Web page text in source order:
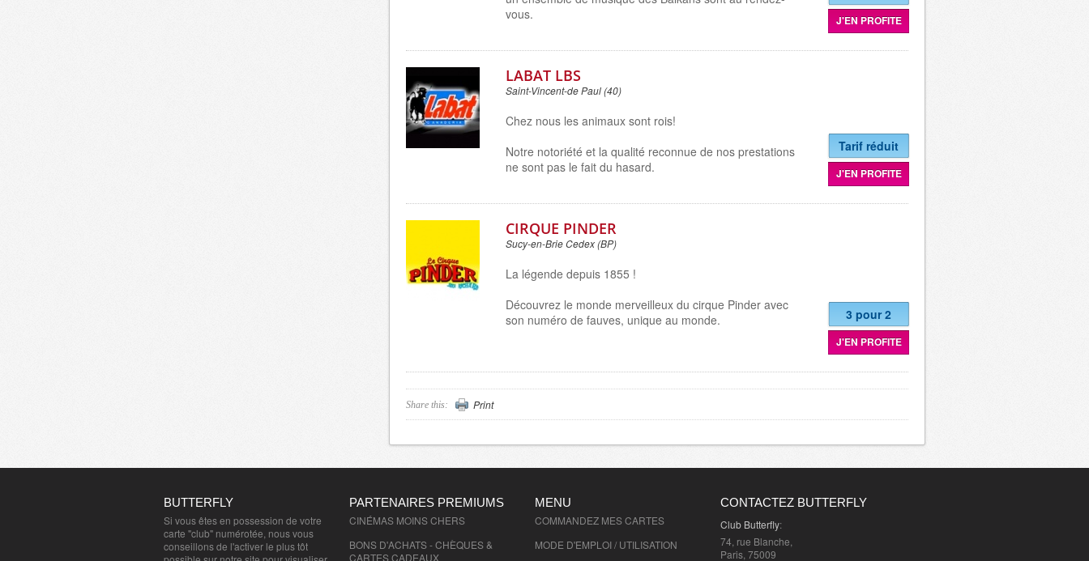
vous.
J'EN PROFITE
LABAT LBS
Saint-Vincent-de Paul (40)
Chez nous les animaux sont rois!
Notre notoriété et la qualité reconnue de nos prestations
ne sont pas le fait du hasard.
Tarif réduit
J'EN PROFITE
CIRQUE PINDER
Sucy-en-Brie Cedex (BP)
La légende depuis 1855 !
Découvrez le monde merveilleux du cirque Pinder avec
son numéro de fauves, unique au monde.
3 pour 2
J'EN PROFITE
Share this: Print
BUTTERFLY
Si vous êtes en possession de votre
carte "club" numérotée, nous vous
conseillons de l'activer le plus tôt
PARTENAIRES PREMIUMS
CINÉMAS MOINS CHERS
BONS D'ACHATS - CHÈQUES &
CARTES CADEAUX
MENU
COMMANDEZ MES CARTES
MODE D'EMPLOI / UTILISATION
CONTACTEZ BUTTERFLY
Club Butterfly:
74, rue Blanche,
Paris, 75009